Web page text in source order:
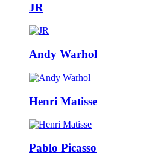
JR
Andy Warhol
Henri Matisse
Pablo Picasso